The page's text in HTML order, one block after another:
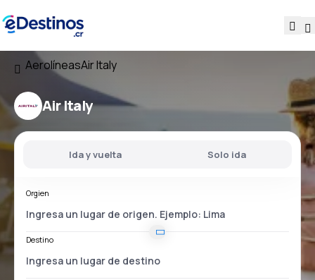
AerolíneasAir Italy
Air Italy
Ida y vuelta Solo ida
Orgien
Destino